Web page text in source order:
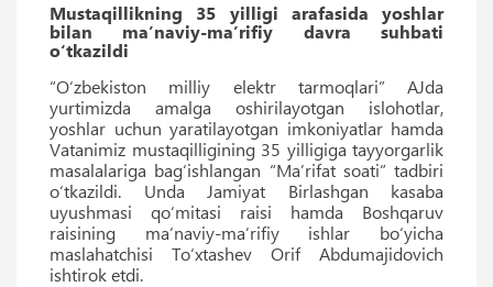
Mustaqillikning 35 yilligi arafasida yoshlar
bilan ma’naviy-ma’rifiy davra suhbati
o‘tkazildi
“O‘zbekiston milliy elektr tarmoqlari” AJda
yurtimizda amalga oshirilayotgan islohotlar,
yoshlar uchun yaratilayotgan imkoniyatlar hamda
Vatanimiz mustaqilligining 35 yilligiga tayyorgarlik
masalalariga bag‘ishlangan “Ma’rifat soati” tadbiri
o‘tkazildi. Unda Jamiyat Birlashgan kasaba
uyushmasi qo‘mitasi raisi hamda Boshqaruv
raisining ma’naviy-ma’rifiy ishlar bo‘yicha
maslahatchisi To‘xtashev Orif Abdumajidovich
ishtirok etdi.